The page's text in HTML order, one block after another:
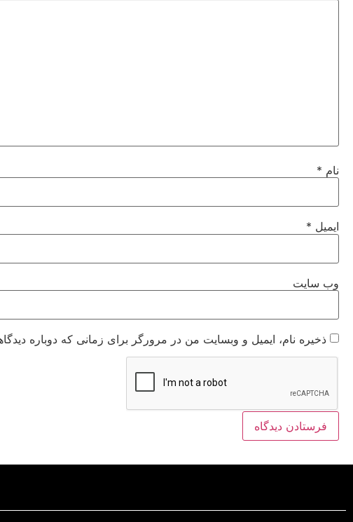
نام *
ایمیل *
وب‌ سایت
ذخیره نام، ایمیل و وبسایت من در مرورگر برای زمانی که دوباره